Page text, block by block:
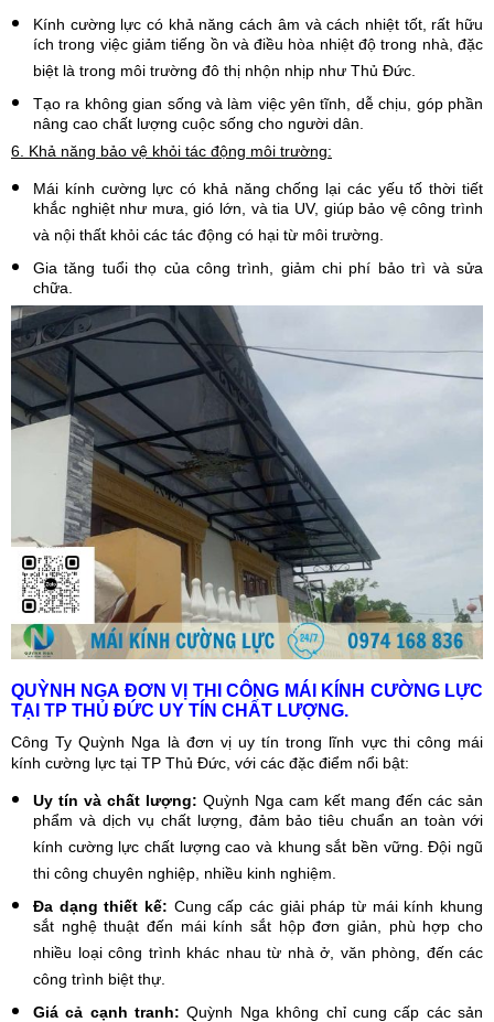
Kính cường lực có khả năng cách âm và cách nhiệt tốt, rất hữu
ích trong việc giảm tiếng ồn và điều hòa nhiệt độ trong nhà, đặc
biệt là trong môi trường đô thị nhộn nhịp như Thủ Đức.
Tạo ra không gian sống và làm việc yên tĩnh, dễ chịu, góp phần
nâng cao chất lượng cuộc sống cho người dân.
6. Khả năng bảo vệ khỏi tác động môi trường:
Mái kính cường lực có khả năng chống lại các yếu tố thời tiết
khắc nghiệt như mưa, gió lớn, và tia UV, giúp bảo vệ công trình
và nội thất khỏi các tác động có hại từ môi trường.
Gia tăng tuổi thọ của công trình, giảm chi phí bảo trì và sửa
chữa.
QUỲNH NGA ĐƠN VỊ THI CÔNG MÁI KÍNH CƯỜNG LỰC
TẠI TP THỦ ĐỨC UY TÍN CHẤT LƯỢNG.
Công Ty Quỳnh Nga là đơn vị uy tín trong lĩnh vực thi công mái
kính cường lực tại TP Thủ Đức, với các đặc điểm nổi bật:
Uy tín và chất lượng: Quỳnh Nga cam kết mang đến các sản
phẩm và dịch vụ chất lượng, đảm bảo tiêu chuẩn an toàn với
kính cường lực chất lượng cao và khung sắt bền vững. Đội ngũ
thi công chuyên nghiệp, nhiều kinh nghiệm.
Đa dạng thiết kế: Cung cấp các giải pháp từ mái kính khung
sắt nghệ thuật đến mái kính sắt hộp đơn giản, phù hợp cho
nhiều loại công trình khác nhau từ nhà ở, văn phòng, đến các
công trình biệt thự.
Giá cả cạnh tranh:Quỳnh Nga không chỉ cung cấp các sản